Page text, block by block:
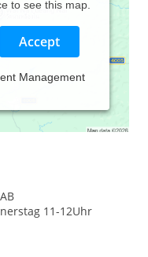
to see this map.
Accept
Management
11-12Uhr